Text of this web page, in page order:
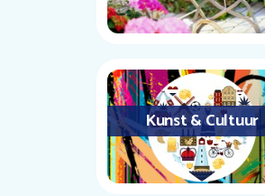
Kunst & Cultuur